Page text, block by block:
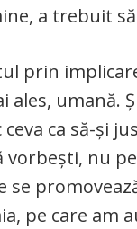
a trebuit
prin
ales, umană.
ca să-și
vorbești, nu
se
pe care am